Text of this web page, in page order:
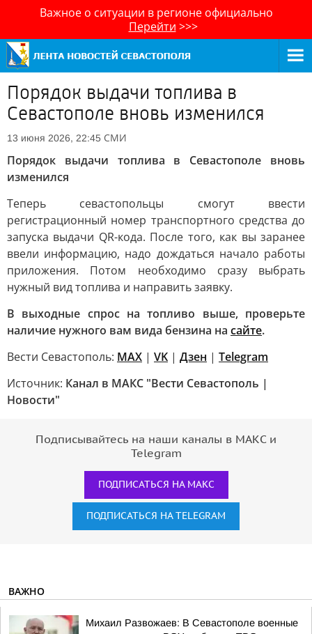
Важное о ситуации в регионе официально
Перейти >>>
Порядок выдачи топлива в
Севастополе вновь изменился
13 июня 2026, 22:45 СМИ
Порядок выдачи топлива в Севастополе вновь
изменился
Теперь севастопольцы смогут ввести
регистрационный номер транспортного средства до
запуска выдачи QR-кода. После того, как вы заранее
ввели информацию, надо дождаться начало работы
приложения. Потом необходимо сразу выбрать
нужный вид топлива и направить заявку.
В выходные спрос на топливо выше, проверьте
наличие нужного вам вида бензина на сайте.
Вести Севастополь: MAX | VK | Дзен | Telegram
Источник: Канал в МАКС "Вести Севастополь |
Новости"
Подписывайтесь на наши каналы в МАКС и
Telegram
ПОДПИСАТЬСЯ НА МАКС
ПОДПИСАТЬСЯ НА TELEGRAM
ВАЖНО
Михаил Развожаев: В Севастополе военные